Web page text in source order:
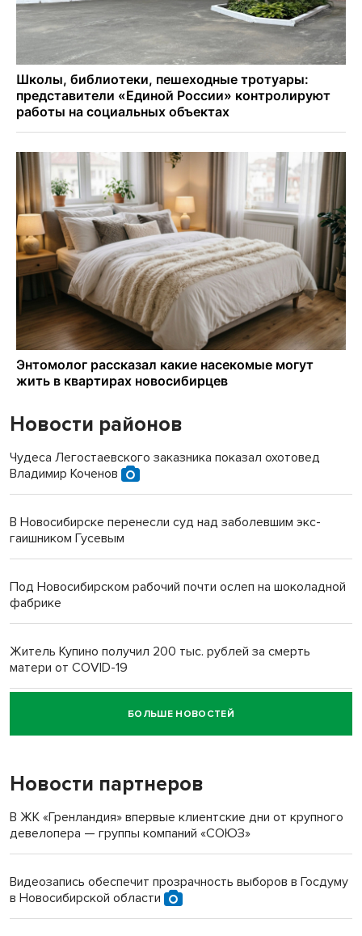
Новости районов
Чудеса Легостаевского заказника показал охотовед
Владимир Коченов
В Новосибирске перенесли суд над заболевшим экс-
гаишником Гусевым
Под Новосибирском рабочий почти ослеп на шоколадной
фабрике
Житель Купино получил 200 тыс. рублей за смерть
матери от COVID-19
Новосибирский суд наказал водителя за смерть
пенсионерки на вокзале
БОЛЬШЕ НОВОСТЕЙ
Новости партнеров
В ЖК «Гренландия» впервые клиентские дни от крупного
девелопера — группы компаний «СОЮЗ»
Видеозапись обеспечит прозрачность выборов в Госдуму
в Новосибирской области